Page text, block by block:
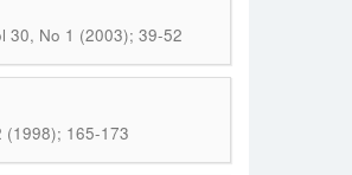
30, No 1 (2003); 39-52
(1998); 165-173